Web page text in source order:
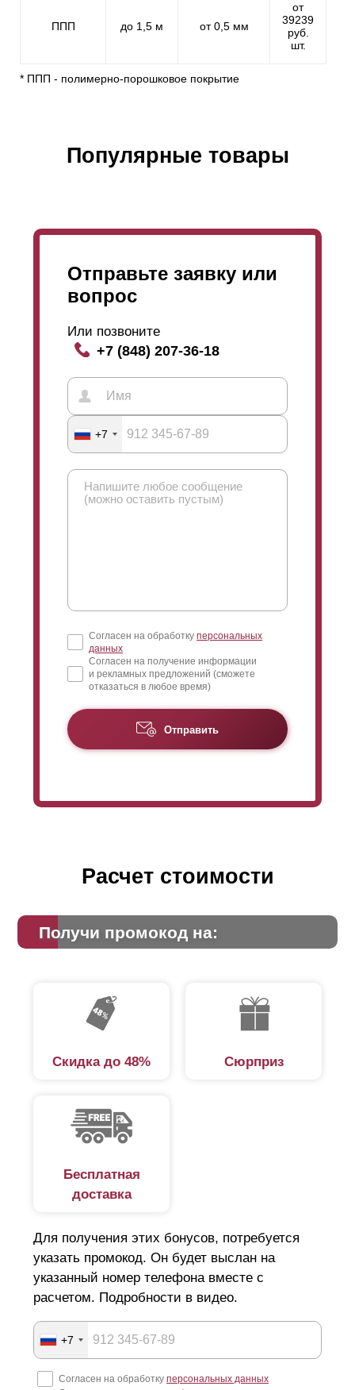
ППП до 1,5 м от 0,5 мм
от
39239
руб.
шт.
* ППП - полимерно-порошковое покрытие
Популярные товары
Отправьте заявку или
вопрос
Или позвоните
+7 (848) 207-36-18
+7
Согласен на обработку персональных
данных
Согласен на получение информации
и рекламных предложений (сможете
отказаться в любое время)
Отправить
Расчет стоимости
Получи промокод на:
Скидка до 48% Сюрприз
Бесплатная
доставка
Для получения этих бонусов, потребуется
указать промокод. Он будет выслан на
указанный номер телефона вместе с
расчетом. Подробности в видео.
+7
Согласен на обработку персональных данных